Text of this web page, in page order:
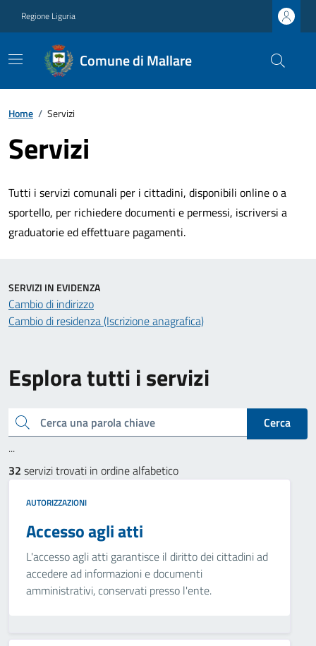
Regione Liguria
Comune di Mallare
Home / Servizi
Servizi
Tutti i servizi comunali per i cittadini, disponibili online o a
sportello, per richiedere documenti e permessi, iscriversi a
graduatorie ed effettuare pagamenti.
Esplora tutti i servizi
Cerca una parola chiave
Cerca
...
32 servizi trovati in ordine alfabetico
AUTORIZZAZIONI
Accesso agli atti
L'accesso agli atti garantisce il diritto dei cittadini ad
accedere ad informazioni e documenti
amministrativi, conservati presso l'ente.
SERVIZI IN EVIDENZA
Cambio di indirizzo
Cambio di residenza (Iscrizione anagrafica)